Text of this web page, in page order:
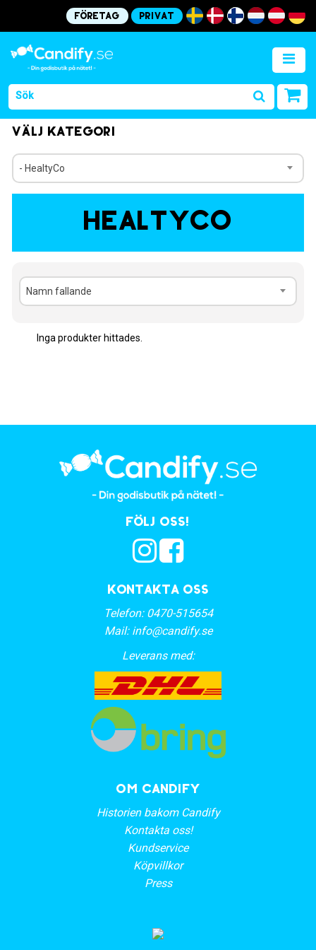
Företag Privat
Välj kategori
- HealtyCo
HealtyCo
Namn fallande
Inga produkter hittades.
Kontakta oss
Telefon: 0470-515654
Mail: info@candify.se
Leverans med:
Följ oss!
OM CANDIFY
Historien bakom Candify
Kontakta oss!
Kundservice
Köpvillkor
Press